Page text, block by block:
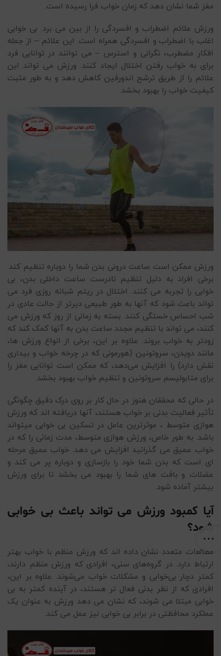
مغز شما نشان دهد که زمان خواب فرا رسیده است.
ورزش علائم اضطراب و افسردگی را از بین می برد. بی خوابی
اغلب با اضطراب و افسردگی همراه است. این علائم – از جمله
افکار مضطرب، نگرانی و استرس – می توانند در توانایی فرد
برای به خواب رفتن اختلال ایجاد کنند. ورزش می تواند این
علائم را از طریق ترشح اندورفین کاهش دهد و به طور مثبت
کیفیت خواب را بهبود بخشد.
ورزش ممکن است ساعت درونی بدن شما را دوباره تنظیم کند.
برخی افراد به دلیل تنظیم نادرست ساعت داخلی بدن، بی
خوابی را تجربه می کنند. اختلال در ریتم شبانه روزی فرد می
تواند باعث شود که آنها به طور طبیعی دیرتر از حالت عادی در
شب احساس خستگی کنند. بسته به زمانی از روز که ورزش می
کنند، می تواند با تنظیم مجدد ساعت بدن به آنها کمک کند که
زودتر به خواب بروند. علاوه بر این، برخی از انواع ورزش ها،
مانند دویدن، سروتونین (هورمونی که در چرخه خواب و بیداری
نقش دارد) را افزایش می‌دهد، که ممکن است توانایی مغز را
برای متابولیسم سروتونین و تنظیم خواب بهبود بخشد.
در حالی که محققان هنوز در حال کار بر روی درک دقیق چگونگی
تأثیر فعالیت بدنی بر خواب هستند، آنها دریافته اند که ورزش
هوازی متوسط ، ​​موثرترین عامل در تسکین بی خوابی میتواند
باشد. به طور خاص، ورزش هوازی متوسط، مدت زمانی را که در
خواب عمیق می گذرانید افزایش می دهد. خواب عمیق مرحله
ای است که بدن شما خود را بازسازی و دوباره پر می کند و
عضلات و بافت های شما را بهبود می بخشد تا برای ورزش
بیشتر آماده شود.
آیا کمبود ورزش می تواند باعث بی خوابی
شود؟
مطالعات متعدد نشان داده اند که ورزش منظم با خواب بهتر
ارتباط دارد. در گروه‌های سنی، افرادی که ورزش منظم دارند،
کمتر دچار بی‌خوابی و مشکلات خواب می‌شوند. علاوه بر این،
افرادی که از نظر بدنی فعال تر هستند، در آینده کمتر به بی
خوابی مبتلا می شوند، که نشان می دهد ورزش به عنوان یک
عملکرد محافظتی در برابر بی خوابی نیز عمل می کند.